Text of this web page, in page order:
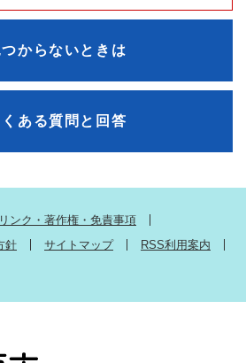
つからないときは
くある質問と回答
リンク・著作権・免責事項
針
サイトマップ
RSS利用案内